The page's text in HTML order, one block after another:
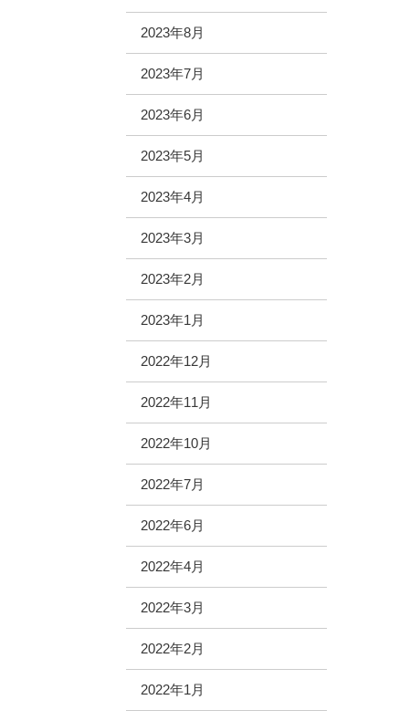
2023年8月
2023年7月
2023年6月
2023年5月
2023年4月
2023年3月
2023年2月
2023年1月
2022年12月
2022年11月
2022年10月
2022年7月
2022年6月
2022年4月
2022年3月
2022年2月
2022年1月